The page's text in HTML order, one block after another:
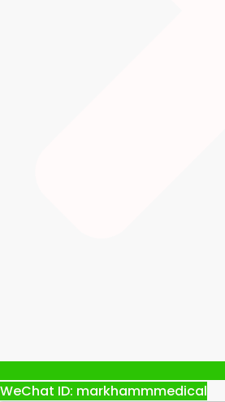
WeChat ID: markhammmedical